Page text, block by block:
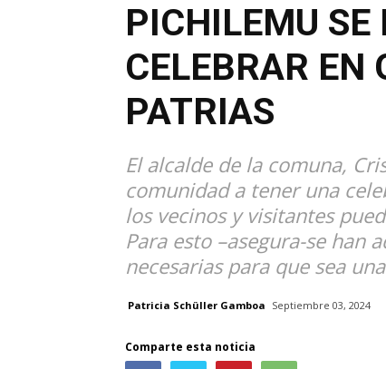
PICHILEMU SE
CELEBRAR EN
PATRIAS
El alcalde de la comuna,
comunidad a tener una
los vecinos y visitantes
Para esto –asegura-se han
necesarias para que sea
Patricia Schüller Gamboa Septiembre 03, 2024
Comparte esta noticia